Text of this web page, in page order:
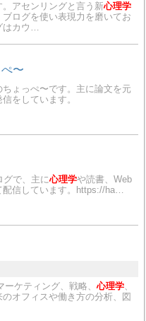
アセンリングと言う新心理学
ログを使い表現力を磨いてお
はカウ…
〜
ちょっぺ〜です。主に論文を元
をしています。
グで、主に心理学や読書、Web
信しています。https://ha…
ーケティング、戦略、心理学
オフィスや働き方の分析、図